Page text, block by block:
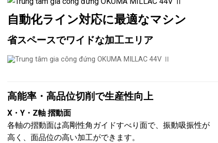
自動化ライン対応に最適なマシン
省スペースでワイドな加工エリア
高能率・高品位切削で生産性向上
X・Y・Z軸 摺動面
各軸の摺動面は高剛性角ガイドすべり面で、振動吸振性が
高く、面品位の高い加工ができます。